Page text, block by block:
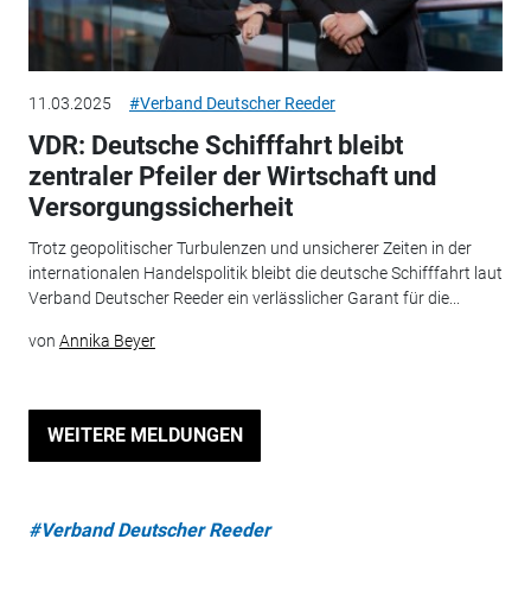
11.03.2025 #Verband Deutscher Reeder
VDR: Deutsche Schifffahrt bleibt
zentraler Pfeiler der Wirtschaft und
Versorgungssicherheit
Trotz geopolitischer Turbulenzen und unsicherer Zeiten in der
internationalen Handelspolitik bleibt die deutsche Schifffahrt laut
Verband Deutscher Reeder ein verlässlicher Garant für die...
von Annika Beyer
WEITERE MELDUNGEN
#Verband Deutscher Reeder